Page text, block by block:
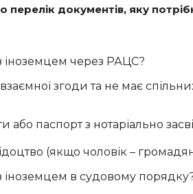
перелік документів, яку
через РАЦС?
згоди та не має
або паспорт з нотаріально
(якщо чоловік –
в судовому